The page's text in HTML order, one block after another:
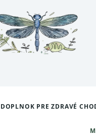
PRE ZDRAVÉ